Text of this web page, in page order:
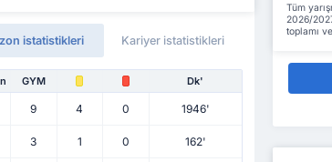
istatistikleri Kariyer istatistikleri
GYM Dk'
9 4 0 1946'
3 1 0 162'
Tüm
2026/
toplamı